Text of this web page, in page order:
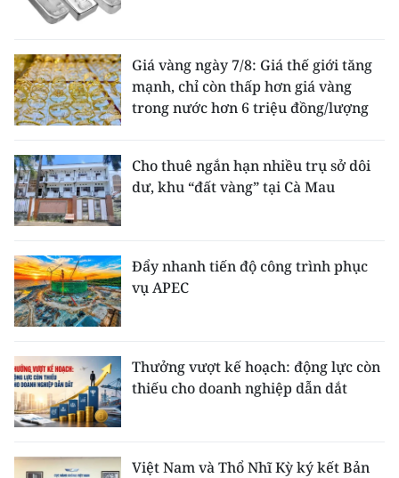
Giá vàng ngày 7/8: Giá thế giới tăng
mạnh, chỉ còn thấp hơn giá vàng
trong nước hơn 6 triệu đồng/lượng
Cho thuê ngắn hạn nhiều trụ sở dôi
dư, khu “đất vàng” tại Cà Mau
Đẩy nhanh tiến độ công trình phục
vụ APEC
Thưởng vượt kế hoạch: động lực còn
thiếu cho doanh nghiệp dẫn dắt
Việt Nam và Thổ Nhĩ Kỳ ký kết Bản